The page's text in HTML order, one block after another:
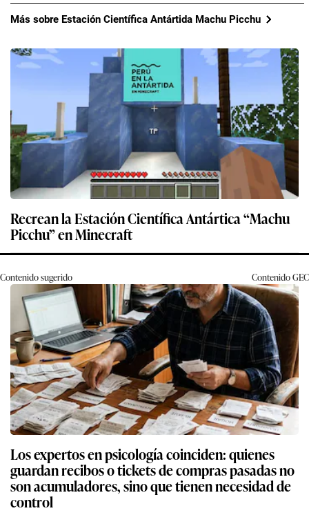
Más sobre Estación Científica Antártida Machu Picchu
Recrean la Estación Científica Antártica “Machu
Picchu” en Minecraft
Contenido sugerido ContenidoGEC
Los expertos en psicología coinciden: quienes
guardan recibos o tickets de compras pasadas no
son acumuladores, sino que tienen necesidad de
control